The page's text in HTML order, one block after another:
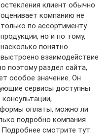
остекления клиент обычно
оценивает компанию не
только по ассортименту
продукции, но и по тому,
насколько понятно
выстроено взаимодействие
поэтому раздел сайта,
особое значение. Он
сервисы доступны
оплаты, можно ли
подробно компания
смотрите тут: